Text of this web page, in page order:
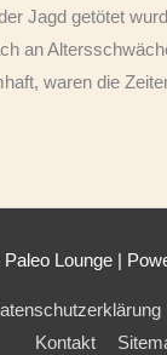
Jagd getötet
an
waren die
Paleo Lounge |
Kontakt